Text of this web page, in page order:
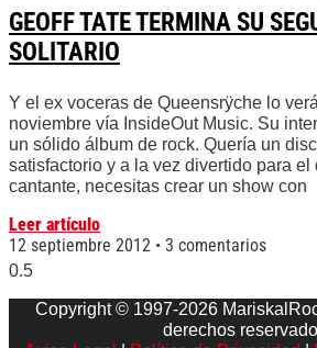
GEOFF TATE TERMINA SU
SOLITARIO
Y el ex voceras de Queensrÿche lo
noviembre vía InsideOut Music. Su
un sólido álbum de rock. Quería un
satisfactorio y a la vez divertido para el
cantante, necesitas crear un show con
Leer artículo
12 septiembre 2012
3 comentarios
Copyright © 1997-2026
derechos